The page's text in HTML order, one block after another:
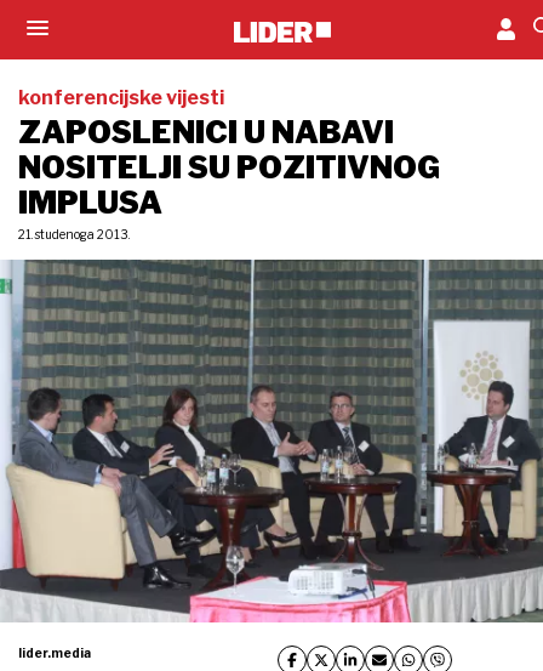
konferencijske vijesti
ZAPOSLENICI U NABAVI
NOSITELJI SU POZITIVNOG
IMPLUSA
21. studenoga 2013.
lider.media